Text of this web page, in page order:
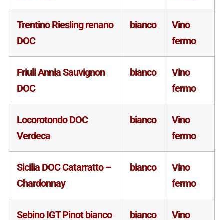
Trentino Riesling renano
DOC
bianco
Vino
fermo
Friuli Annia Sauvignon
DOC
bianco
Vino
fermo
Locorotondo DOC
Verdeca
bianco
Vino
fermo
Sicilia DOC Catarratto –
Chardonnay
bianco
Vino
fermo
Sebino IGT Pinot bianco bianco
Vino